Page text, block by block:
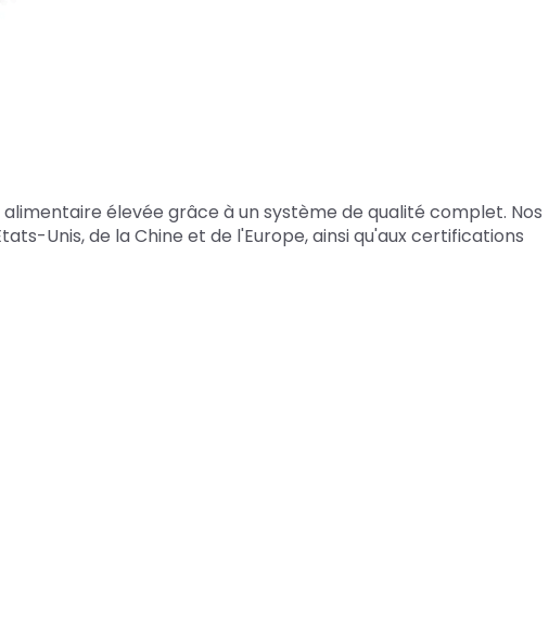
élevée grâce à un système de qualité complet. Nos
Unis, de la Chine et de l'Europe, ainsi qu'aux certifications